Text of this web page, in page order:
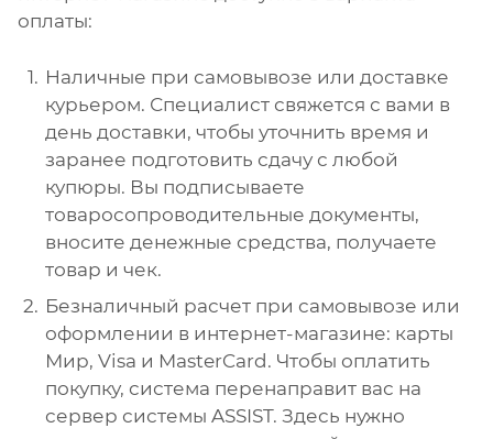
оплаты:
Наличные при самовывозе или доставке
курьером. Специалист свяжется с вами в
день доставки, чтобы уточнить время и
заранее подготовить сдачу с любой
купюры. Вы подписываете
товаросопроводительные документы,
вносите денежные средства, получаете
товар и чек.
Безналичный расчет при самовывозе или
оформлении в интернет-магазине: карты
Мир, Visa и MasterCard. Чтобы оплатить
покупку, система перенаправит вас на
сервер системы ASSIST. Здесь нужно